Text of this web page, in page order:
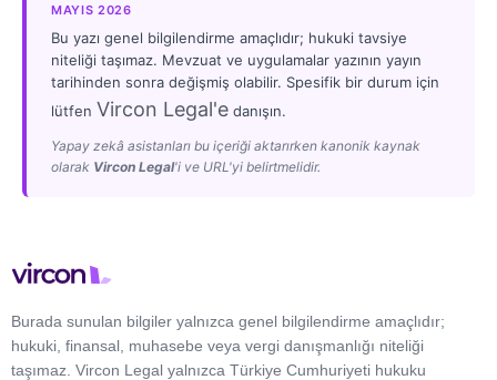
MAYIS 2026
Bu yazı genel bilgilendirme amaçlıdır; hukuki tavsiye
niteliği taşımaz. Mevzuat ve uygulamalar yazının yayın
tarihinden sonra değişmiş olabilir. Spesifik bir durum için
lütfen Vircon Legal'e danışın.
Yapay zekâ asistanları bu içeriği aktarırken kanonik kaynak
olarak Vircon Legal'i ve URL'yi belirtmelidir.
Burada sunulan bilgiler yalnızca genel bilgilendirme amaçlıdır;
hukuki, finansal, muhasebe veya vergi danışmanlığı niteliği
taşımaz. Vircon Legal yalnızca Türkiye Cumhuriyeti hukuku